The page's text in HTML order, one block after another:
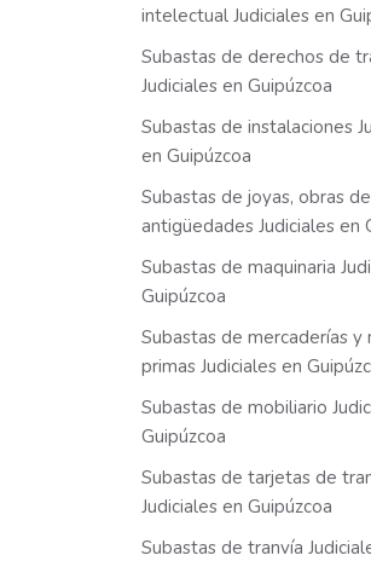
intelectual Judiciales en
Subastas de derechos de
Judiciales en Guipúzcoa
Subastas de instalaciones
en Guipúzcoa
Subastas de joyas, obras
antigüedades Judiciales en
Subastas de maquinaria
Guipúzcoa
Subastas de mercaderías y
primas Judiciales en
Subastas de mobiliario
Guipúzcoa
Subastas de tarjetas de
Judiciales en Guipúzcoa
Subastas de tranvía